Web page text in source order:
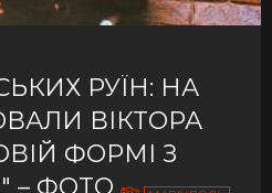
РУЇН: НА
ВІКТОРА
ФОРМІ З
– ФОТО